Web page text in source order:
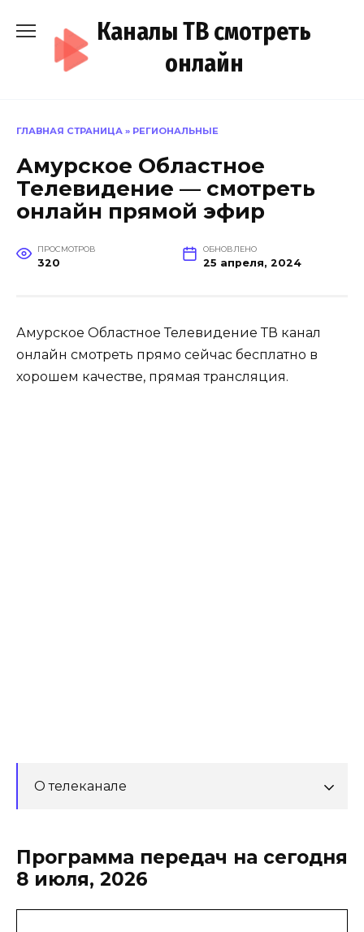
содержанию
Каналы ТВ смотреть
онлайн
ГЛАВНАЯ СТРАНИЦА » РЕГИОНАЛЬНЫЕ
Амурское Областное
Телевидение — смотреть
онлайн прямой эфир
ПРОСМОТРОВ
320
ОБНОВЛЕНО
25 апреля, 2024
Амурское Областное Телевидение ТВ канал
онлайн смотреть прямо сейчас бесплатно в
хорошем качестве, прямая трансляция.
О телеканале
Программа передач на сегодня
8 июля, 2026